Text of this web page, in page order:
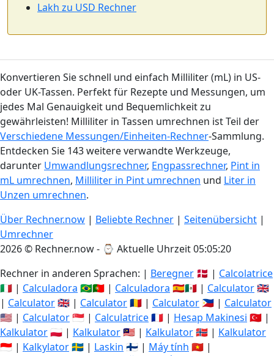
Lakh zu USD Rechner
Konvertieren Sie schnell und einfach Milliliter (mL) in US-
oder UK-Tassen. Perfekt für Rezepte und Messungen, um
jedes Mal Genauigkeit und Bequemlichkeit zu
gewährleisten! Milliliter in Tassen umrechnen ist Teil der
Verschiedene Messungen/Einheiten-Rechner-Sammlung.
Entdecken Sie 143 weitere verwandte Werkzeuge,
darunter Umwandlungsrechner, Engpassrechner, Pint in
mL umrechnen, Milliliter in Pint umrechnen und Liter in
Unzen umrechnen.
Über Rechner.now | Beliebte Rechner | Seitenübersicht |
Umrechner
2026 © Rechner.now - ⌚ Aktuelle Uhrzeit 05:05:20
Rechner in anderen Sprachen: | Beregner 🇩🇰 | Calcolatrice
🇮🇹 | Calculadora 🇧🇷🇵🇹 | Calculadora 🇪🇸🇲🇽 | Calculator🇬🇧
| Calculator🇬🇧 | Calculator🇷🇴 | Calculator 🇵🇭 | Calculator
🇺🇸 | Calculator🇸🇬 | Calculatrice🇫🇷 | Hesap Makinesi 🇹🇷 |
Kalkulator🇵🇱 | Kalkulator🇲🇾 | Kalkulator🇳🇴 | Kalkulator
🇮🇩 | Kalkylator🇸🇪 | Laskin 🇫🇮 | Máy tính 🇻🇳 |